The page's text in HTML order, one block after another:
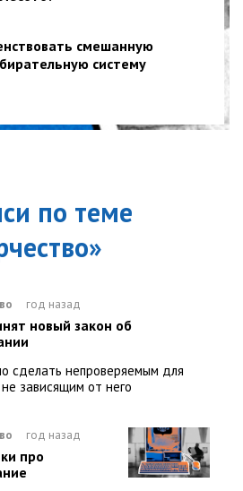
смешанную
систему
по теме
»
год назад
новый закон об
сделать непроверяемым для
зависящим от него
год назад
про